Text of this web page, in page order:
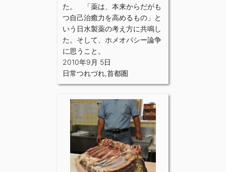
た。 「薬は、本来からだがも
つ自己治癒力を高めるもの」と
いう日水製薬の考え方に共鳴し
た。そして、ホメオパシー論争
に思うこと。
2010年9月 5日
日常つれづれ,首都圏